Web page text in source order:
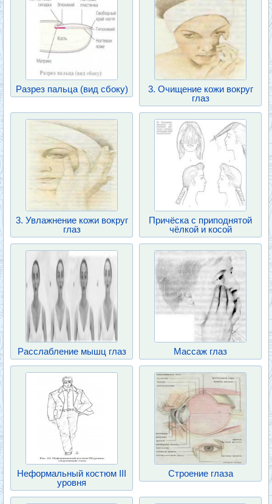
Разрез пальца (вид сбоку)
3. Очищение кожи вокруг
глаз
3. Увлажнение кожи вокруг
глаз
Причёска с приподнятой
чёлкой и косой
Расслабление мышц глаз Массаж глаз
Неформальный костюм III
уровня
Строение глаза